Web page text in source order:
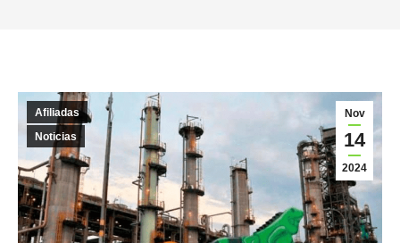
Nov
14
2024
Afiliadas
Noticias